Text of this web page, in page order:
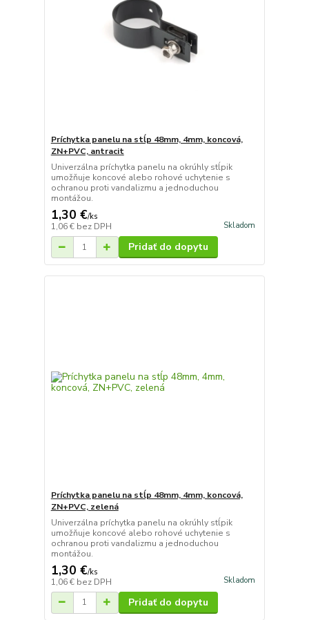
Príchytka panelu na stĺp 48mm, 4mm, koncová,
ZN+PVC, antracit
Univerzálna príchytka panelu na okrúhly stĺpik
umožňuje koncové alebo rohové uchytenie s
ochranou proti vandalizmu a jednoduchou
montážou.
1,30 €/ks
1,06 € bez DPH Skladom
Pridať do dopytu
Príchytka panelu na stĺp 48mm, 4mm, koncová,
ZN+PVC, zelená
Univerzálna príchytka panelu na okrúhly stĺpik
umožňuje koncové alebo rohové uchytenie s
ochranou proti vandalizmu a jednoduchou
montážou.
1,30 €/ks
1,06 € bez DPH Skladom
Pridať do dopytu